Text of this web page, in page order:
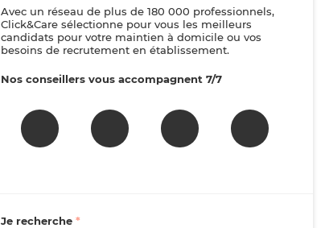
Avec un réseau de plus de 180 000 professionnels,
Click&Care sélectionne pour vous les meilleurs
candidats pour votre maintien à domicile ou vos
besoins de recrutement en établissement.
Nos conseillers vous accompagnent 7/7
Je recherche